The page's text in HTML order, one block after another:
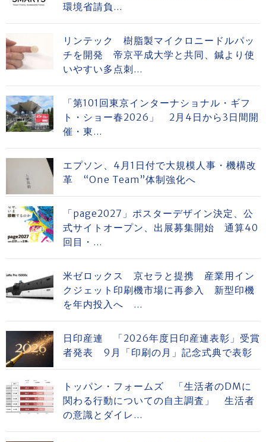
環境省請負...
リンテック 樹脂製マイクロニードルパッ
チを開発 帝京平成大学と共同、鍼より使
いやすい多点刺...
「第101回東京インターナショナル・ギフ
ト・ショー春2026」 2月4日から3日間開
催・東...
エプソン、4月1日付で大規模人事・機構改
革 “One Team”体制強化へ
「page2027」ポスターデザイン決定、公
式サイトオープン、出展募集開始 通算40
回目・...
米ゼロックス 京セラと提携 産業用イン
クジェット印刷機市場に再参入 新型印機
を年内投入へ ...
日印産連 「2026年度日印産連表彰」受賞
者発表 9月「印刷の月」記念式典で表彰
トッパン・フォームズ 「生活者のDMに
関わる行動についての自主調査」 生活者
の意識とダイレ...